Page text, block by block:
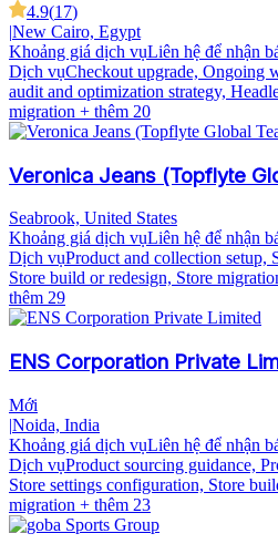
4.9(17)
|New Cairo, Egypt
Khoảng giá dịch vụLiên hệ để nhận
Dịch vụCheckout upgrade, Ongoing
audit and optimization strategy,
migration + thêm 20
Veronica Jeans (Topflyte
Seabrook, United States
Khoảng giá dịch vụLiên hệ để nhận
Dịch vụProduct and collection setup,
Store build or redesign, Store
thêm 29
ENS Corporation Private
Mới
|Noida, India
Khoảng giá dịch vụLiên hệ để nhận
Dịch vụProduct sourcing guidance,
Store settings configuration, Store
migration + thêm 23